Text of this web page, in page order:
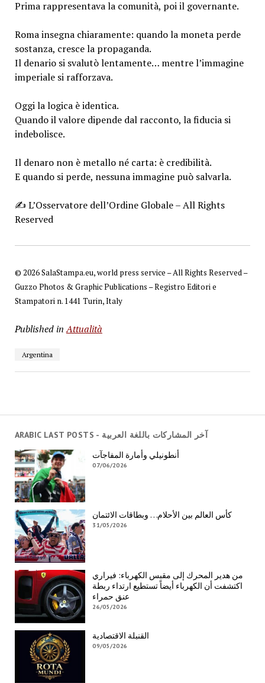
ARABIC LAST POSTS - آخر المشاركات باللغة العربية
أنطونيلي وأمارة المفاجآت
07/06/2026
كأس العالم بين الأحلام… وبطاقات الائتمان
31/05/2026
من هدير المحرك إلى مقبس الكهرباء: فيراري
اكتشفت أن الكهرباء أيضاً تستطيع ارتداء ربطة
عنق حمراء
26/05/2026
القنبلة الاقتصادية
09/05/2026
Prima rappresentava la comunità, poi il governante.
Roma insegna chiaramente: quando la moneta perde
sostanza, cresce la propaganda.
Il denario si svalutò lentamente… mentre l’immagine
imperiale si rafforzava.
Oggi la logica è identica.
Quando il valore dipende dal racconto, la fiducia si
indebolisce.
Il denaro non è metallo né carta: è credibilità.
E quando si perde, nessuna immagine può salvarla.
✍️ L’Osservatore dell’Ordine Globale – All Rights
Reserved
© 2026 SalaStampa.eu, world press service – All Rights Reserved –
Guzzo Photos & Graphic Publications – Registro Editori e
Stampatori n. 1441 Turin, Italy
Published in Attualità
Argentina